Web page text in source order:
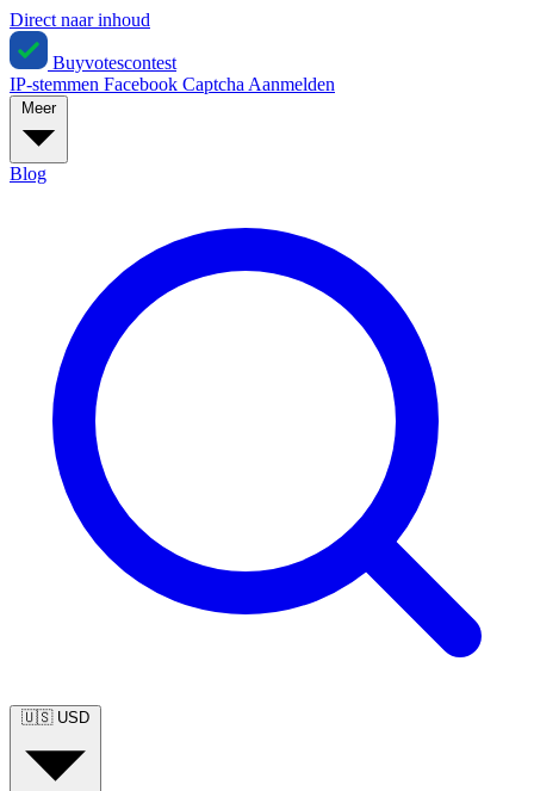
Direct naar inhoud
Buyvotescontest
IP-stemmen Facebook Captcha Aanmelden
Meer
Blog
🇺🇸 USD